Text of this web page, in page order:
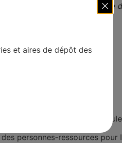
comme
référent de site
associées aux
personnes-ressources pour
et aires de dépôt des